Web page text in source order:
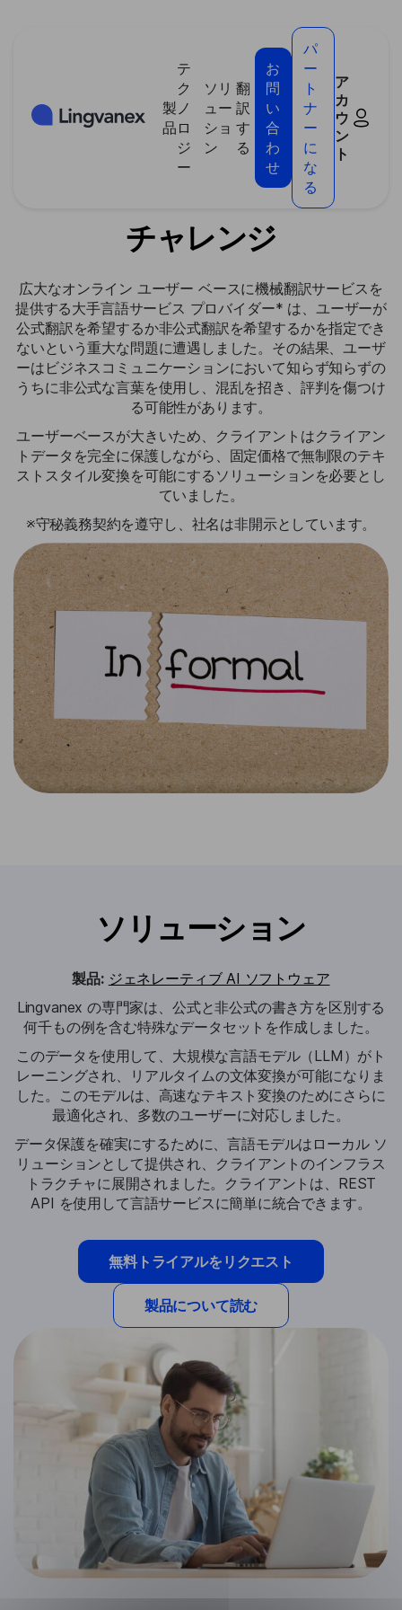
製
品
テ
ク
ノ
ロ
ジ
ー
ソリ
ュー
ショ
ン
翻
訳
す
る
お
問
い
合
わ
せ
パ
ー
ト
ナ
ー
に
な
る
ア
カ
ウ
ン
ト
多言語ビジネスコミュニ
ケーション: 混乱を避け
るためのソリューション
チャレンジ
広大なオンライン ユーザー ベースに機械翻訳サービスを
提供する大手言語サービス プロバイダー* は、ユーザーが
公式翻訳を希望するか非公式翻訳を希望するかを指定でき
ないという重大な問題に遭遇しました。その結果、ユーザ
ーはビジネスコミュニケーションにおいて知らず知らずの
うちに非公式な言葉を使用し、混乱を招き、評判を傷つけ
る可能性があります。
ユーザーベースが大きいため、クライアントはクライアン
トデータを完全に保護しながら、固定価格で無制限のテキ
ストスタイル変換を可能にするソリューションを必要とし
ていました。
※守秘義務契約を遵守し、社名は非開示としています。
ソリューション
製品: ジェネレーティブ AI ソフトウェア
Lingvanex の専門家は、公式と非公式の書き方を区別する
何千もの例を含む特殊なデータセットを作成しました。
このデータを使用して、大規模な言語モデル（LLM）がト
レーニングされ、リアルタイムの文体変換が可能になりま
した。このモデルは、高速なテキスト変換のためにさらに
最適化され、多数のユーザーに対応しました。
データ保護を確実にするために、言語モデルはローカル ソ
リューションとして提供され、クライアントのインフラス
トラクチャに展開されました。クライアントは、REST
API を使用して言語サービスに簡単に統合できます。
無料トライアルをリクエスト
製品について読む